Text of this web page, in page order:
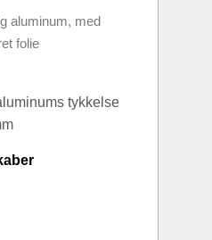
aluminum, med
folie
tykkelse